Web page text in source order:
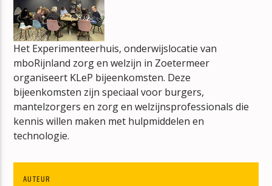
mz-radio
Het Experimenteerhuis, onderwijslocatie van
mboRijnland zorg en welzijn in Zoetermeer
organiseert KLeP bijeenkomsten. Deze
bijeenkomsten zijn speciaal voor burgers,
mantelzorgers en zorg en welzijnsprofessionals die
kennis willen maken met hulpmiddelen en
technologie.
AUTEUR